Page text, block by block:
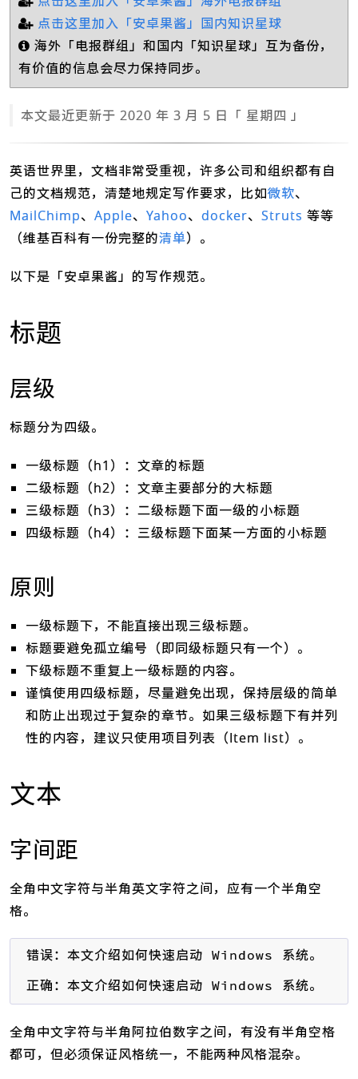
点击这里加入「安卓果酱」国内知识星球
海外「电报群组」和国内「知识星球」互为备份，
有价值的信息会尽力保持同步。
本文最近更新于 2020 年 3 月 5 日「 星期四 」
英语世界里，文档非常受重视，许多公司和组织都有自
己的文档规范，清楚地规定写作要求，比如微软、
MailChimp、 Apple、 Yahoo、 docker、 Struts 等等
（维基百科有一份完整的清单）。
以下是「安卓果酱」的写作规范。
标题
层级
标题分为四级。
一级标题（h1）：文章的标题
二级标题（h2）：文章主要部分的大标题
三级标题（h3）：二级标题下面一级的小标题
四级标题（h4）：三级标题下面某一方面的小标题
原则
一级标题下，不能直接出现三级标题。
标题要避免孤立编号（即同级标题只有一个）。
下级标题不重复上一级标题的内容。
谨慎使用四级标题，尽量避免出现，保持层级的简单
和防止出现过于复杂的章节。如果三级标题下有并列
性的内容，建议只使用项目列表（Item list）。
文本
字间距
全角中文字符与半角英文字符之间，应有一个半角空
格。
错误：本文介绍如何快速启动 Windows 系统。
正确：本文介绍如何快速启动 Windows 系统。
全角中文字符与半角阿拉伯数字之间，有没有半角空格
都可，但必须保证风格统一，不能两种风格混杂。